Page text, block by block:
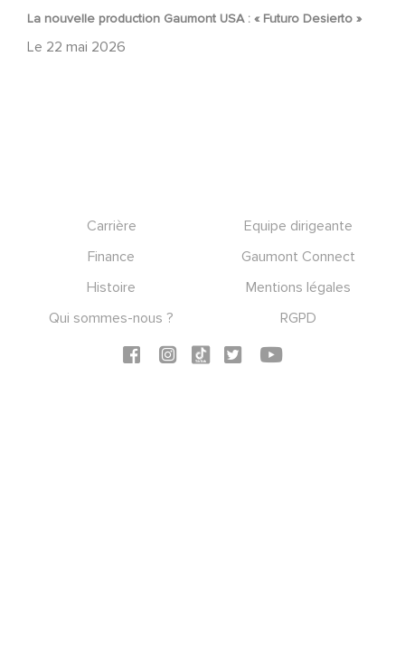
La nouvelle production Gaumont USA : « Futuro Desierto »
Le 22 mai 2026
Carrière
Equipe dirigeante
Finance
Gaumont Connect
Histoire
Mentions légales
Qui sommes-nous ?
RGPD
Social icons